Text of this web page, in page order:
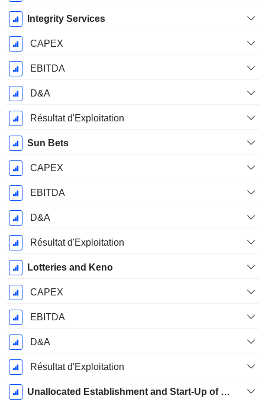
Integrity Services
CAPEX
EBITDA
D&A
Résultat d'Exploitation
Sun Bets
CAPEX
EBITDA
D&A
Résultat d'Exploitation
Lotteries and Keno
CAPEX
EBITDA
D&A
Résultat d'Exploitation
Unallocated Establishment and Start-Up of Sun Bets